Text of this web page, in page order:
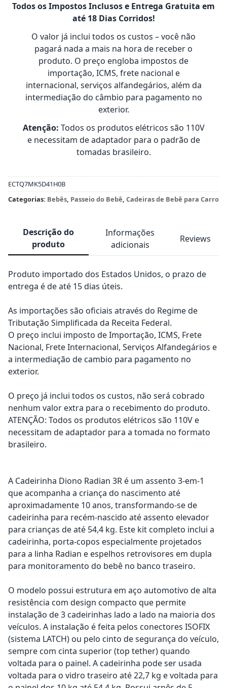
Todos os Impostos Inclusos e Entrega Gratuita em
até 18 Dias Corridos!
O valor já inclui todos os custos – você não
pagará nada a mais na hora de receber o
produto. O preço engloba impostos de
importação, ICMS, frete nacional e
internacional, serviços alfandegários, além da
intermediação do câmbio para pagamento no
exterior.
Atenção: Todos os produtos elétricos são 110V
e necessitam de adaptador para o padrão de
tomadas brasileiro.
ECTQ7MK5D41H0B
Categorias: Bebês, Passeio do Bebê, Cadeiras de Bebê para Carro
Descrição do
produto
Informações
adicionais
Reviews
Produto importado dos Estados Unidos, o prazo de
entrega é de até 15 dias úteis.
As importações são oficiais através do Regime de
Tributação Simplificada da Receita Federal.
O preço inclui imposto de Importação, ICMS, Frete
Nacional, Frete Internacional, Serviços Alfandegários e
a intermediação de cambio para pagamento no
exterior.
O preço já inclui todos os custos, não será cobrado
nenhum valor extra para o recebimento do produto.
ATENÇÃO: Todos os produtos elétricos são 110V e
necessitam de adaptador para a tomada no formato
brasileiro.
A Cadeirinha Diono Radian 3R é um assento 3-em-1
que acompanha a criança do nascimento até
aproximadamente 10 anos, transformando-se de
cadeirinha para recém-nascido até assento elevador
para crianças de até 54,4 kg. Este kit completo inclui a
cadeirinha, porta-copos especialmente projetados
para a linha Radian e espelhos retrovisores em dupla
para monitoramento do bebê no banco traseiro.
O modelo possui estrutura em aço automotivo de alta
resistência com design compacto que permite
instalação de 3 cadeirinhas lado a lado na maioria dos
veículos. A instalação é feita pelos conectores ISOFIX
(sistema LATCH) ou pelo cinto de segurança do veículo,
sempre com cinta superior (top tether) quando
voltada para o painel. A cadeirinha pode ser usada
voltada para o vidro traseiro até 22,7 kg e voltada para